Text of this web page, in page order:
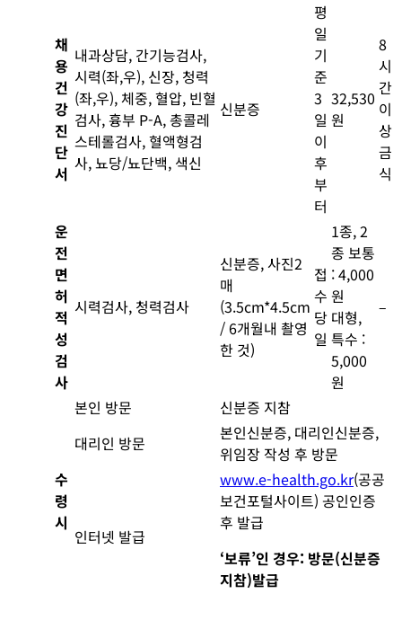
채
용
건
강
진
단
서
내과상담, 간기능검사,
시력(좌,우), 신장, 청력
(좌,우), 체중, 혈압, 빈혈
검사, 흉부 P-A, 총콜레
스테롤검사, 혈액형검
사, 뇨당/뇨단백, 색신
신분증
평
일
기
준
3
일
이
후
부
터
32,530
원
8
시
간
이
상
금
식
운
전
면
허
적
성
검
사
시력검사, 청력검사
신분증, 사진2
매
(3.5cm*4.5cm
/ 6개월내 촬영
한 것)
접
수
당
일
1종, 2
종 보통
: 4,000
원
대형,
특수 :
5,000
원
–
수
령
시
본인 방문
신분증 지참
대리인 방문
본인신분증, 대리인신분증,
위임장 작성 후 방문
인터넷 발급
www.e-health.go.kr(공공
보건포털사이트) 공인인증
후 발급
‘보류’인 경우: 방문(신분증
지참)발급